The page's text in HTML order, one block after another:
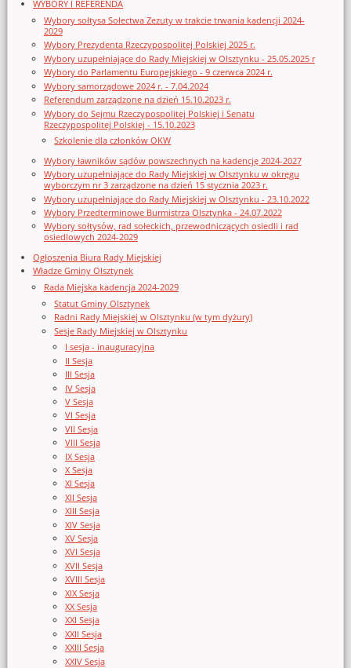
WYBORY I REFERENDA
Wybory sołtysa Sołectwa Zezuty w trakcie trwania kadencji 2024-
2029
Wybory Prezydenta Rzeczypospolitej Polskiej 2025 r.
Wybory uzupełniające do Rady Miejskiej w Olsztynku - 25.05.2025 r
Wybory do Parlamentu Europejskiego - 9 czerwca 2024 r.
Wybory samorządowe 2024 r. - 7.04.2024
Referendum zarządzone na dzień 15.10.2023 r.
Wybory do Sejmu Rzeczypospolitej Polskiej i Senatu
Rzeczypospolitej Polskiej - 15.10.2023
Szkolenie dla członków OKW
Wybory ławników sądów powszechnych na kadencję 2024-2027
Wybory uzupełniające do Rady Miejskiej w Olsztynku w okręgu
wyborczym nr 3 zarządzone na dzień 15 stycznia 2023 r.
Wybory uzupełniające do Rady Miejskiej w Olsztynku - 23.10.2022
Wybory Przedterminowe Burmistrza Olsztynka - 24.07.2022
Wybory sołtysów, rad sołeckich, przewodniczących osiedli i rad
osiedlowych 2024-2029
Ogłoszenia Biura Rady Miejskiej
Władze Gminy Olsztynek
Rada Miejska kadencja 2024-2029
Statut Gminy Olsztynek
Radni Rady Miejskiej w Olsztynku (w tym dyżury)
Sesje Rady Miejskiej w Olsztynku
I sesja - inauguracyjna
II Sesja
III Sesja
IV Sesja
V Sesja
VI Sesja
VII Sesja
VIII Sesja
IX Sesja
X Sesja
XI Sesja
XII Sesja
XIII Sesja
XIV Sesja
XV Sesja
XVI Sesja
XVII Sesja
XVIII Sesja
XIX Sesja
XX Sesja
XXI Sesja
XXII Sesja
XXIII Sesja
XXIV Sesja